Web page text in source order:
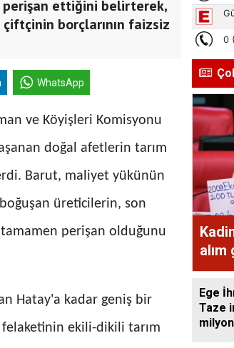
perişan ettiğini belirterek,
borçlarının faizsiz
WhatsApp
ve Köyişleri Komisyonu
doğal afetlerin tarım
Barut, maliyet yükünün
üreticilerin, son
tamamen perişan olduğunu
Hatay'a kadar geniş bir
felaketinin ekili-dikili tarım
alım
Ege
Taze